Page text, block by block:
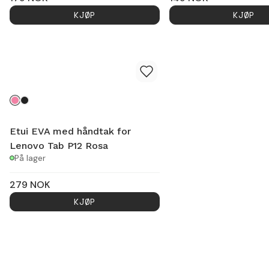
KJØP
KJØP
Etui EVA med håndtak for
Lenovo Tab P12 Rosa
På lager
279 NOK
KJØP